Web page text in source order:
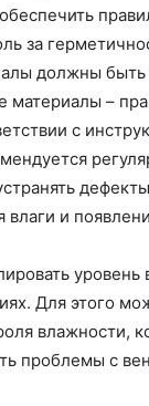
за
должны
материалы –
с
влаги и
уровень
Для этого
влажности,
проблемы с